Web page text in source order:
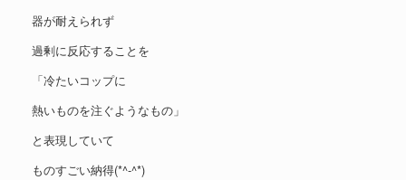
器が耐えられず
過剰に反応することを
「冷たいコップに
熱いものを注ぐようなもの」
と表現していて
ものすごい納得(*^-^*)